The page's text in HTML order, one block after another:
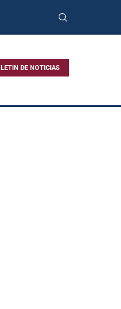
DE NOTICIAS